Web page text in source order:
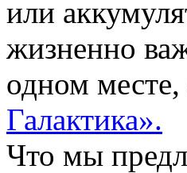
или
жизненно
одном
Галактика».
Что мы